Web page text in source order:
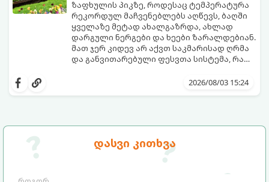
დასვი კითხვა
ზაფხულის პიკზე, როდესაც ტემპერატურა
რეკორდულ მაჩვენებლებს აღწევს, ბაღში
ყველაზე მეტად ახალგაზრდა, ახლად
დარგული ნერგები და ხეები ზარალდებიან.
მათ ჯერ კიდევ არ აქვთ საკმარისად ღრმა
და განვითარებული ფესვთა სისტემა, რათა
დამოუკიდებლად მოიპოვონ.
არ დავეხმარებით, მათ შესაძლოა
გთავაზობთ მებაღეების გამოცდილ
როგორ გადავარჩინოთ ახალგაზრდა ხეები
2026/08/03 15:24